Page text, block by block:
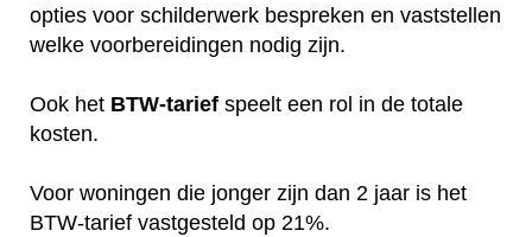
opties voor schilderwerk bespreken en vaststellen
welke voorbereidingen nodig zijn.
Ook het BTW-tarief speelt een rol in de totale
kosten.
Voor woningen die jonger zijn dan 2 jaar is het
BTW-tarief vastgesteld op 21%.